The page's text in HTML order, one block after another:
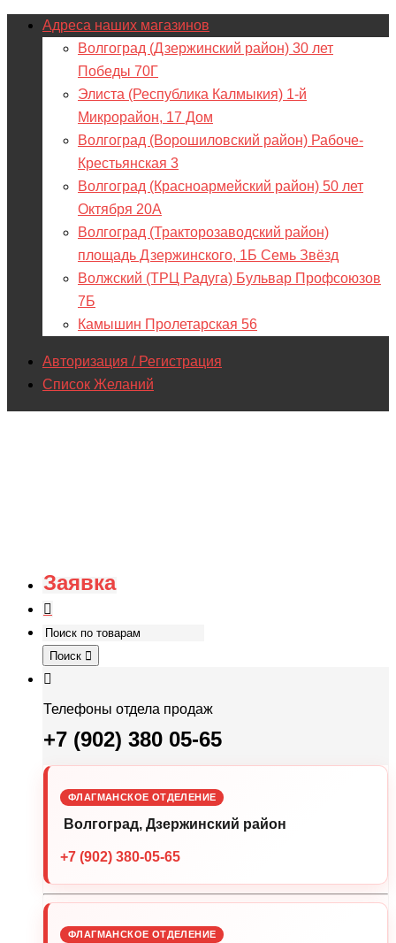
Адреса наших магазинов
Волгоград (Дзержинский район) 30 лет
Победы 70Г
Элиста (Республика Калмыкия) 1-й
Микрорайон, 17 Дом
Волгоград (Ворошиловский район) Рабоче-
Крестьянская 3
Волгоград (Красноармейский район) 50 лет
Октября 20А
Волгоград (Тракторозаводский район)
площадь Дзержинского, 1Б Семь Звёзд
Волжский (ТРЦ Радуга) Бульвар Профсоюзов
7Б
Камышин Пролетарская 56
Авторизация / Регистрация
Список Желаний
Заявка
Поиск
Телефоны отдела продаж
+7 (902) 380 05-65
ФЛАГМАНСКОЕ ОТДЕЛЕНИЕ
Волгоград, Дзержинский район
+7 (902) 380-05-65
ФЛАГМАНСКОЕ ОТДЕЛЕНИЕ